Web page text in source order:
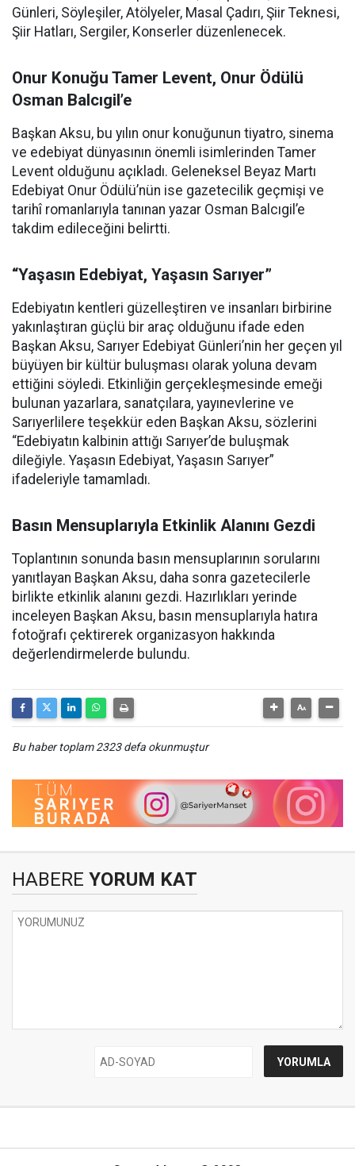
Günleri, Söyleşiler, Atölyeler, Masal Çadırı, Şiir Teknesi,
Şiir Hatları, Sergiler, Konserler düzenlenecek.
Onur Konuğu Tamer Levent, Onur Ödülü
Osman Balcıgil’e
Başkan Aksu, bu yılın onur konuğunun tiyatro, sinema
ve edebiyat dünyasının önemli isimlerinden Tamer
Levent olduğunu açıkladı. Geleneksel Beyaz Martı
Edebiyat Onur Ödülü’nün ise gazetecilik geçmişi ve
tarihî romanlarıyla tanınan yazar Osman Balcıgil’e
takdim edileceğini belirtti.
“Yaşasın Edebiyat, Yaşasın Sarıyer”
Edebiyatın kentleri güzelleştiren ve insanları birbirine
yakınlaştıran güçlü bir araç olduğunu ifade eden
Başkan Aksu, Sarıyer Edebiyat Günleri’nin her geçen yıl
büyüyen bir kültür buluşması olarak yoluna devam
ettiğini söyledi. Etkinliğin gerçekleşmesinde emeği
bulunan yazarlara, sanatçılara, yayınevlerine ve
Sarıyerlilere teşekkür eden Başkan Aksu, sözlerini
“Edebiyatın kalbinin attığı Sarıyer’de buluşmak
dileğiyle. Yaşasın Edebiyat, Yaşasın Sarıyer”
ifadeleriyle tamamladı.
Basın Mensuplarıyla Etkinlik Alanını Gezdi
Toplantının sonunda basın mensuplarının sorularını
yanıtlayan Başkan Aksu, daha sonra gazetecilerle
birlikte etkinlik alanını gezdi. Hazırlıkları yerinde
inceleyen Başkan Aksu, basın mensuplarıyla hatıra
fotoğrafı çektirerek organizasyon hakkında
değerlendirmelerde bulundu.
Bu haber toplam 2323 defa okunmuştur
HABERE YORUM KAT